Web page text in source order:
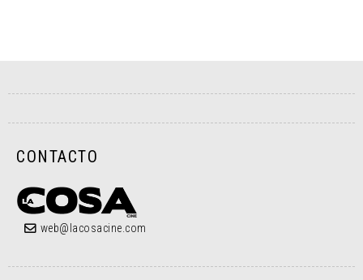
CONTACTO
web@lacosacine.com